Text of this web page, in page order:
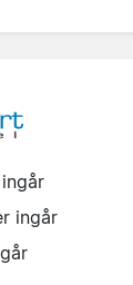
ingår